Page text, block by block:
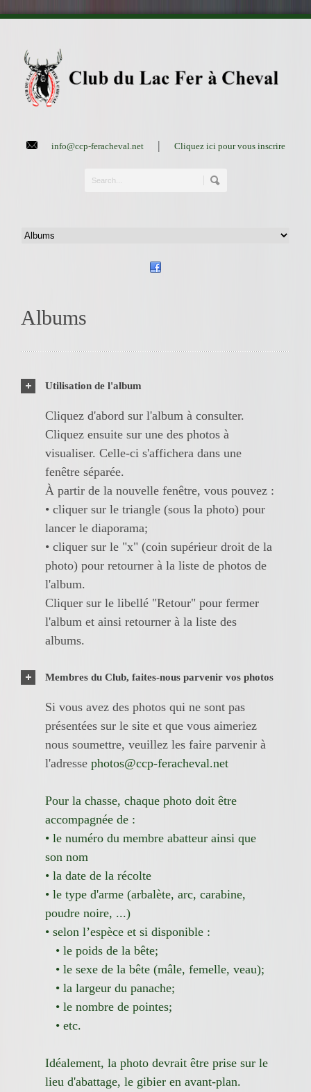
info@ccp-feracheval.net| Cliquez ici pour vous inscrire
Albums
Utilisation de l'album
Cliquez d'abord sur l'album à consulter.
Cliquez ensuite sur une des photos à
visualiser. Celle-ci s'affichera dans une
fenêtre séparée.
À partir de la nouvelle fenêtre, vous pouvez :
• cliquer sur le triangle (sous la photo) pour
lancer le diaporama;
• cliquer sur le "x" (coin supérieur droit de la
photo) pour retourner à la liste de photos de
l'album.
Cliquer sur le libellé "Retour" pour fermer
l'album et ainsi retourner à la liste des
albums.
Membres du Club, faites-nous parvenir vos photos
Si vous avez des photos qui ne sont pas
présentées sur le site et que vous aimeriez
nous soumettre, veuillez les faire parvenir à
l'adresse photos@ccp-feracheval.net
Pour la chasse, chaque photo doit être
accompagnée de :
• le numéro du membre abatteur ainsi que
son nom
• la date de la récolte
• le type d'arme (arbalète, arc, carabine,
poudre noire, ...)
• selon l’espèce et si disponible :
• le poids de la bête;
• le sexe de la bête (mâle, femelle, veau);
• la largeur du panache;
• le nombre de pointes;
• etc.
Idéalement, la photo devrait être prise sur le
lieu d'abattage, le gibier en avant-plan.